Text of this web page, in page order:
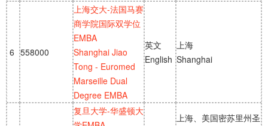
6 558000
上海交大-法国马赛
商学院国际双学位
EMBA
Shanghai Jiao
Tong - Euromed
Marseille Dual
Degree EMBA
英文
English
上海
Shanghai
复旦大学-华盛顿大
上海、美国密苏里州圣